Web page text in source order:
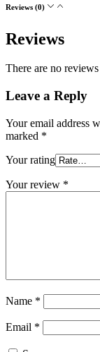
Reviews (0)
Reviews
There are no
Leave a Reply
Your email address
marked *
Your rating
Your review *
Name *
Email *